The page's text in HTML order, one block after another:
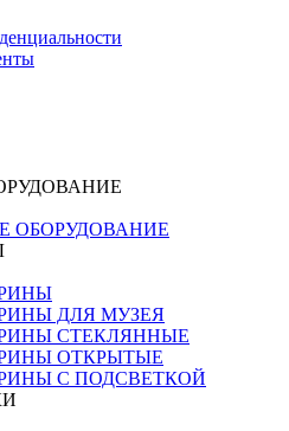
ОБОРУДОВАНИЕ
ДЛЯ МУЗЕЯ
СТЕКЛЯННЫЕ
ОТКРЫТЫЕ
С ПОДСВЕТКОЙ